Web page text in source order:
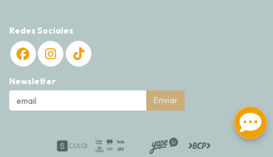
Redes Sociales
Newsletter
Enviar